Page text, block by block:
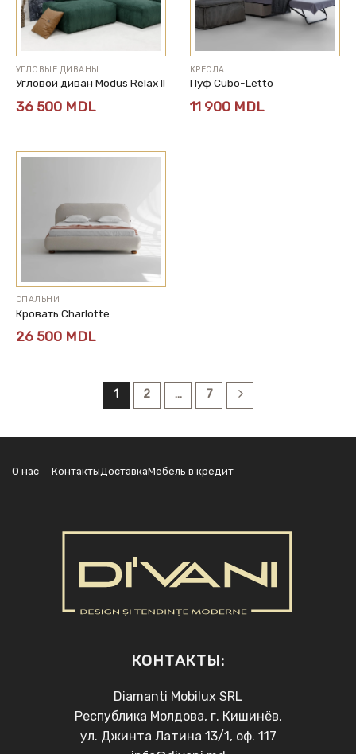
УГЛОВЫЕ ДИВАНЫ
Угловой диван Modus Relax II
36 500 MDL
КРЕСЛА
Пуф Cubo-Letto
11 900 MDL
СПАЛЬНИ
Кровать Charlotte
26 500 MDL
1 2 … 7
О нас Контакты ДоставкаМебель в кредит
КОНТАКТЫ:
Diamanti Mobilux SRL
Республика Молдова, г. Кишинёв,
ул. Джинта Латина 13/1, оф. 117